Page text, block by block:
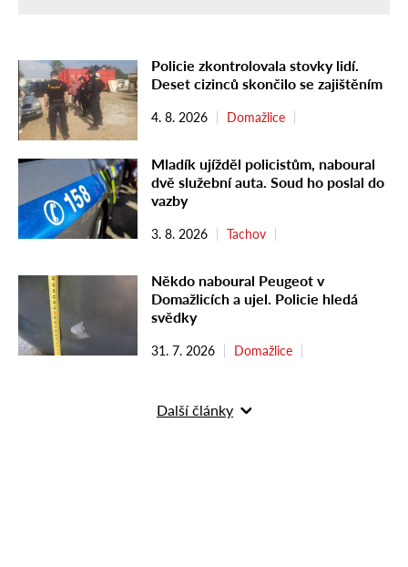
Policie zkontrolovala stovky lidí.
Deset cizinců skončilo se zajištěním
4. 8. 2026 Domažlice
Mladík ujížděl policistům, naboural
dvě služební auta. Soud ho poslal do
vazby
3. 8. 2026 Tachov
Někdo naboural Peugeot v
Domažlicích a ujel. Policie hledá
svědky
31. 7. 2026 Domažlice
Další články